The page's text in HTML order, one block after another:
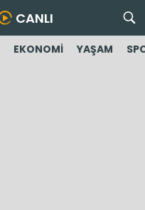
CANLI
EKONOMİ YAŞAM